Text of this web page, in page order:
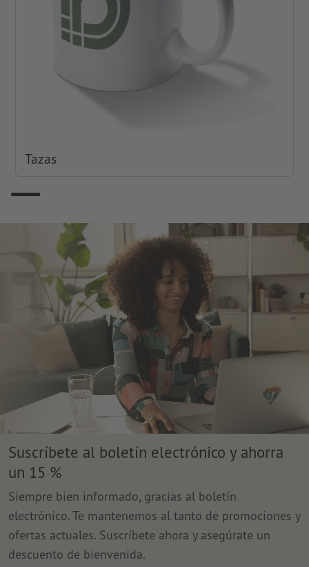
Tazas
Suscríbete al boletín electrónico y ahorra
un 15 %
Siempre bien informado, gracias al boletín
electrónico. Te mantenemos al tanto de promociones y
ofertas actuales. Suscríbete ahora y asegúrate un
descuento de bienvenida.